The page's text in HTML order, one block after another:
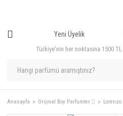
Türkiye'nin her noktasına 1500
Yeni Üyelik
Anasayfa Orijinal Boy Parfumler ⌷